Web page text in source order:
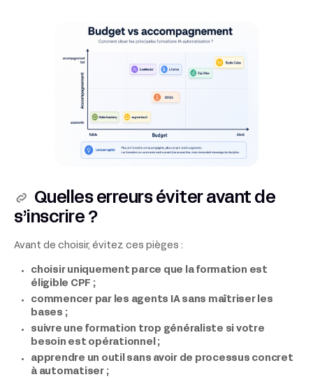
Quelles erreurs éviter avant de
s’inscrire ?
Avant de choisir, évitez ces pièges :
choisir uniquement parce que la formation est
éligible CPF ;
commencer par les agents IA sans maîtriser les
bases ;
suivre une formation trop généraliste si votre
besoin est opérationnel ;
apprendre un outil sans avoir de processus concret
à automatiser ;